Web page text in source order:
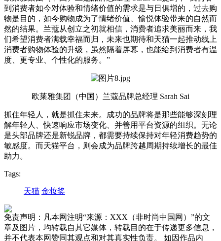
到消费者如今对体验和情绪价值的需求是与日俱增的，过去购
物是目的，如今购物成为了情绪价值、愉悦体验带来的自然而
然的结果。兰蔻从创立之初就相信，消费者追求美丽而来，我
们希望消费者满载幸福而归，未来也期待和天猫一起推动线上
消费者购物体验的升级，虽然隔着屏幕，也能给到消费者有温
度、更专业、个性化的服务。”
欧莱雅集团（中国）兰蔻品牌总经理 Sarah Sai
抓住年轻人，就是抓住未来。成功的品牌将是那些能够深刻理
解年轻人、快速响应市场变化、并善用平台资源的组织。无论
是头部品牌还是新锐品牌，都需要持续保持对年轻消费趋势的
敏感度。而天猫平台，则会成为品牌跨越周期持续增长的最佳
助力。
Tags:
天猫 金妆奖
免责声明：凡本网注明“来源：XXX（非时尚中国网）”的文
章及图片，均转载自其它媒体，转载目的在于传递更多信息，
并不代表本网赞同其观点和对其真实性负责。 如因作品内